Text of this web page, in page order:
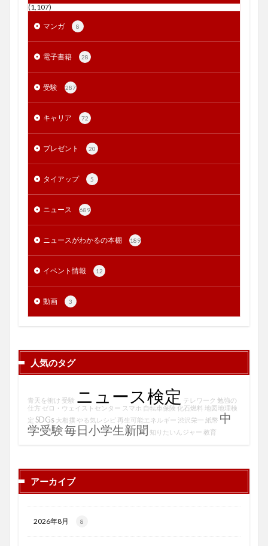
(1,107)
マンガ 8
電子書籍 28
受験 287
キャリア 72
プレゼント 20
タイアップ 5
ニュース 689
ニュースがわかるの本棚 189
イベント情報 12
動画 3
人気のタグ
青天を衝け 受験 ニュース検定 テレワーク 勉強の
仕方 ゼロ・ウェイストセンター スマホ 自転車保険化石燃料 地図地理検
定 SDGs 大相撲 やる気レシピ 再生可能エネルギー 渋沢栄一 紙幣 中
学受験毎日小学生新聞 知りたいんジャー 教育
アーカイブ
2026年8月 8